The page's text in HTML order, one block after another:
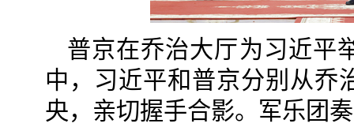
普京在乔治大厅为习近平
中，习近平和普京分别从乔
央，亲切握手合影。军乐团